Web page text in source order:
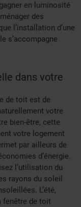
en luminosité
des
l’installation d’une
s’accompagne
dans votre
de toit est de
votre
bien-être, cette
votre logement
par ailleurs de
d’énergie.
l’utilisation du
rayons du soleil
L’été,
fenêtre de toit